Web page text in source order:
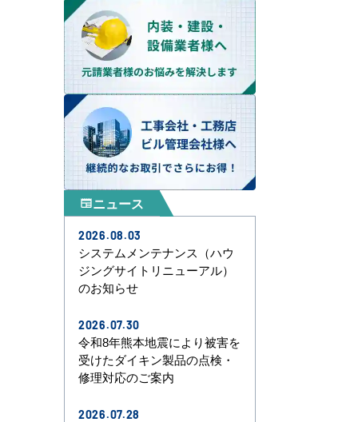
newspaperニュース
2026.08.03
システムメンテナンス（ハウ
ジングサイトリニューアル）
のお知らせ
2026.07.30
令和8年熊本地震により被害を
受けたダイキン製品の点検・
修理対応のご案内
2026.07.28